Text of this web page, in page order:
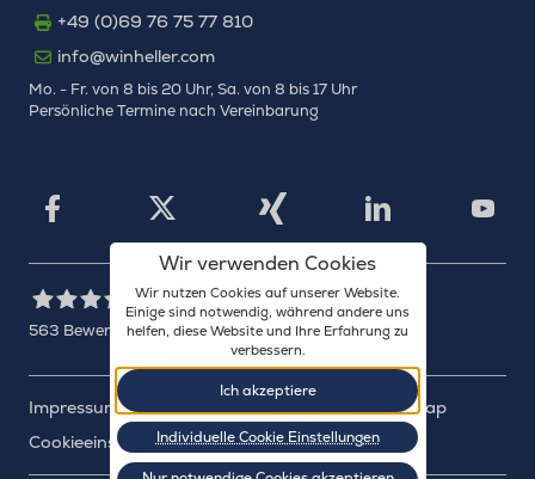
Wir verwenden Cookies
Wir nutzen Cookies auf unserer Website.
Einige sind notwendig, während andere uns
helfen, diese Website und Ihre Erfahrung zu
verbessern.
Ich akzeptiere
Individuelle Cookie Einstellungen
+49 (0)69 76 75 77 810
info@winheller.com
Mo. - Fr. von 8 bis 20 Uhr, Sa. von 8 bis 17 Uhr
Persönliche Termine nach Vereinbarung
Facebook Xing LinkedIn
WINHELLER GmbH
563 Bewertungen auf ProvenExpert.com
Impressum Datenschutz
Sitemap
Cookieeinstellungen